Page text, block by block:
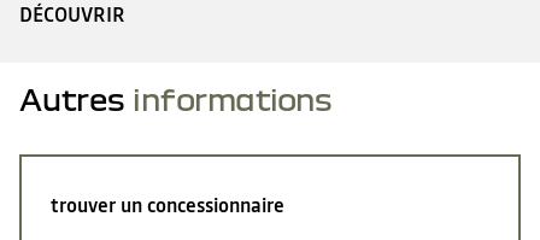
DÉCOUVRIR
Autres informations
trouver un concessionnaire